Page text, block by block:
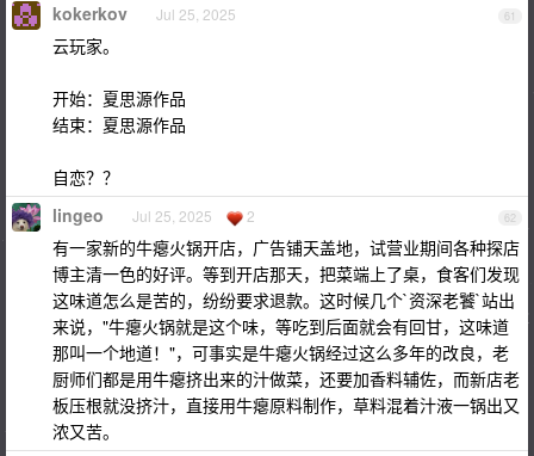
61
kokerkov Jul 25, 2025
云玩家。
开始：夏思源作品
结束：夏思源作品
自恋？？
62
lingeo Jul 25, 2025 2
有一家新的牛瘪火锅开店，广告铺天盖地，试营业期间各种探店
博主清一色的好评。等到开店那天，把菜端上了桌，食客们发现
这味道怎么是苦的，纷纷要求退款。这时候几个`资深老饕`站出
来说，"牛瘪火锅就是这个味，等吃到后面就会有回甘，这味道
那叫一个地道！"，可事实是牛瘪火锅经过这么多年的改良，老
厨师们都是用牛瘪挤出来的汁做菜，还要加香料辅佐，而新店老
板压根就没挤汁，直接用牛瘪原料制作，草料混着汁液一锅出又
浓又苦。